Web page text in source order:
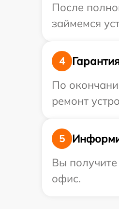
После
займемся
4
По
ремонт
5
Вы
офис.